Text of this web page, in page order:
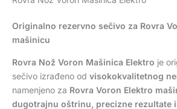
Originalno rezervno sečivo za Rovra
mašinicu
Rovra Nož Voron Mašinica Elektro je
sečivo izrađeno od visokokvalitetnog
namenjeno za Rovra Voron Elektro
dugotrajnu oštrinu, precizne rezultate